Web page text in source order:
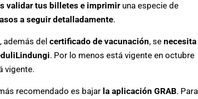
validar tus billetes e imprimiruna especie de
a seguir detalladamente.
además del certificado de vacunación, se necesita
. Por lo menos está vigente en octubre
vigente.
recomendado es bajar la aplicación GRAB. Para